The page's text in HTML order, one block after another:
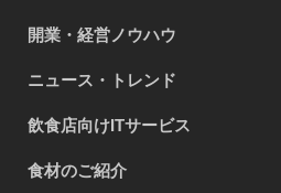
開業・経営ノウハウ
ニュース・トレンド
飲食店向けITサービス
食材のご紹介